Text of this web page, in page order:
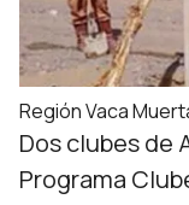
Región Vaca
Dos clubes de
Programa